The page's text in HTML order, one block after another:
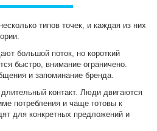
типов точек, и каждая из них
большой поток, но короткий
быстро, внимание ограничено.
и запоминание бренда.
контакт. Люди двигаются
потребления и чаще готовы к
для конкретных предложений и